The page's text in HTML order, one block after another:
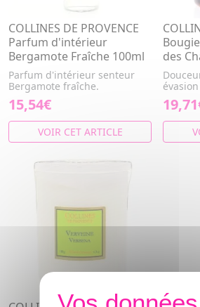
COLLINES DE PROVENCE
Parfum d'intérieur
Bergamote Fraîche 100ml
Parfum d'intérieur senteur
Bergamote fraîche.
15,54€
VOIR CET ARTICLE
des